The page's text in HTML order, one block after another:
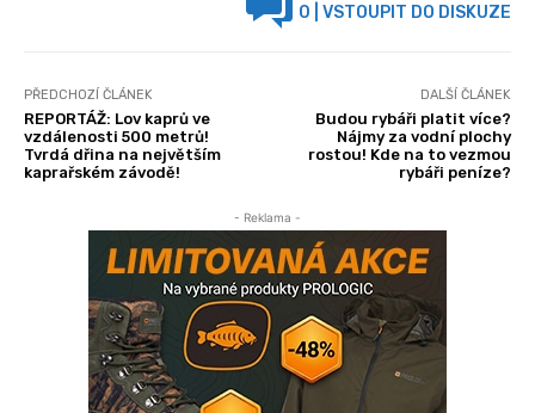
0 | VSTOUPIT DO DISKUZE
PŘEDCHOZÍ ČLÁNEK
REPORTÁŽ: Lov kaprů ve
vzdálenosti 500 metrů!
Tvrdá dřina na největším
kaprařském závodě!
DALŠÍ ČLÁNEK
Budou rybáři platit více?
Nájmy za vodní plochy
rostou! Kde na to vezmou
rybáři peníze?
- Reklama -